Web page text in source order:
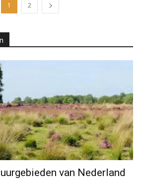
1 2
van Nederland